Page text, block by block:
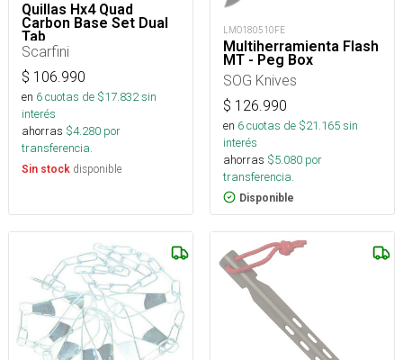
Quillas Hx4 Quad
Carbon Base Set Dual
Tab
Scarfini
$ 106.990
en 6cuotas de $17.832sin
interés
ahorras $4.280 por
transferencia.
Sin stock disponible
LMO180510FE
Multiherramienta Flash
MT - Peg Box
SOG Knives
$ 126.990
en 6cuotas de $21.165sin
interés
ahorras $5.080 por
transferencia.
Disponible